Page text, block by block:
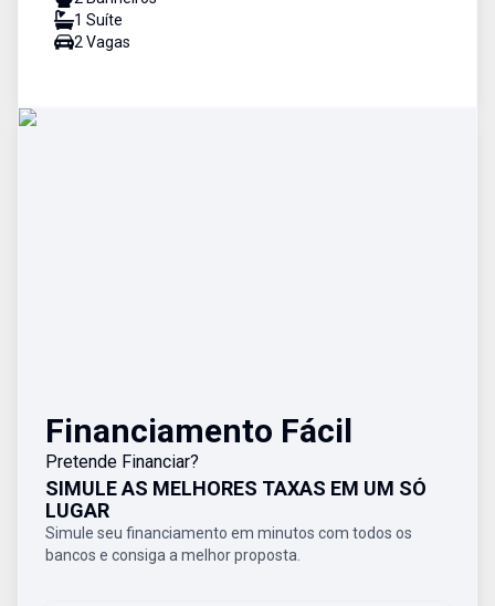
1 Suíte
2 Vagas
Financiamento Fácil
Pretende Financiar?
SIMULE AS MELHORES TAXAS EM UM SÓ
LUGAR
Simule seu financiamento em minutos com todos os
bancos e consiga a melhor proposta.